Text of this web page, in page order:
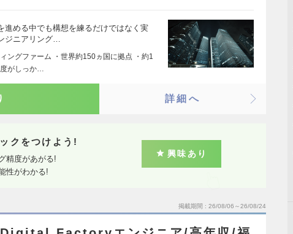
進める中でも構想を練るだけではなく実
ジニアリング…
ングファーム ・世界約150ヵ国に拠点 ・約1
がしっか…
詳細へ
クをつけよう!
精度があがる!
性がわかる!
興味あり
掲載期間 26/08/06～26/08/24